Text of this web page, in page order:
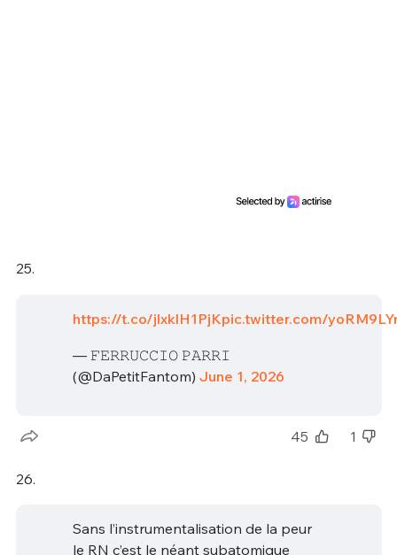
25.
https://t.co/jlxklH1PjKpic.twitter.com/
— 𝙵𝙴𝚁𝚁𝚄𝙲𝙲𝙸𝙾 𝙿𝙰𝚁𝚁𝙸
(@DaPetitFantom) June 1, 2026
45 1
26.
Sans l’instrumentalisation de la peur
le RN c’est le néant subatomique